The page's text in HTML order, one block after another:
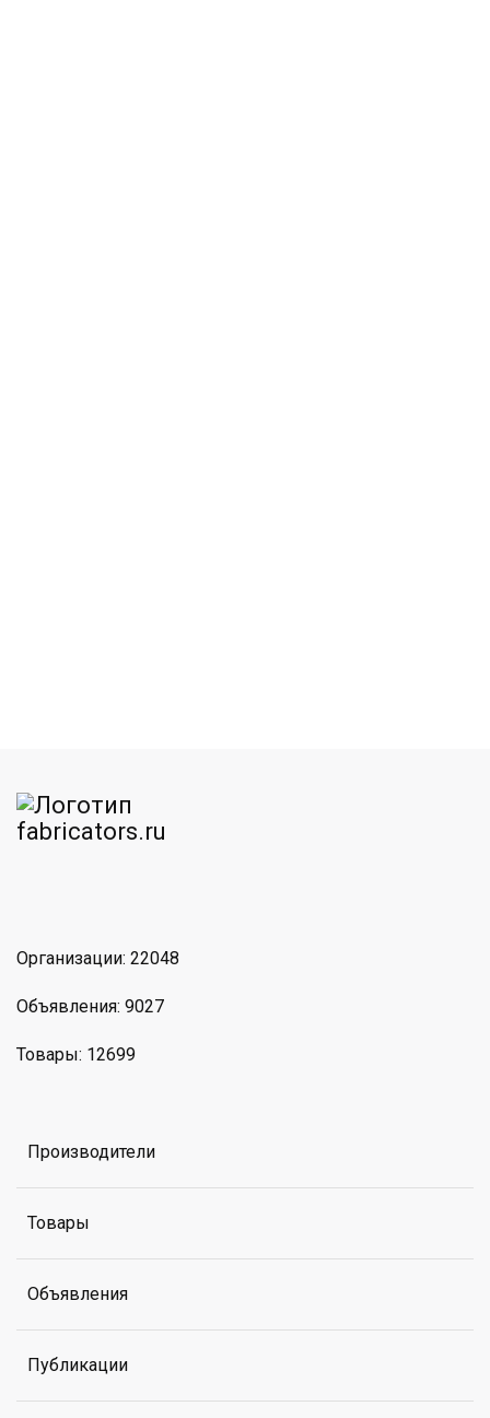
Организации: 22048
Объявления: 9027
Товары: 12699
Производители
Товары
Объявления
Публикации